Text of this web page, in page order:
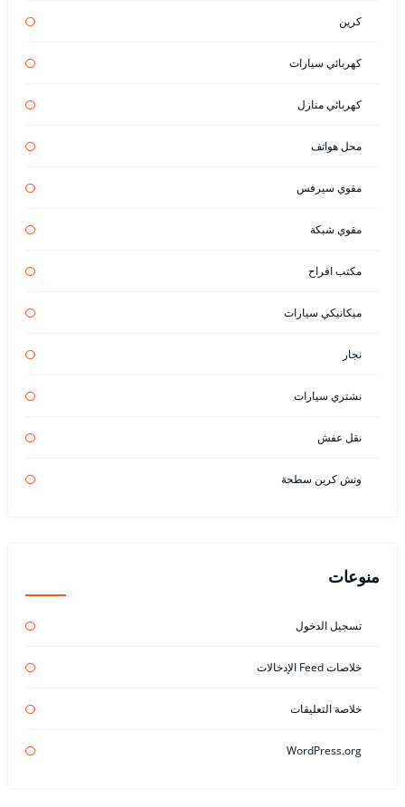
كرين
كهربائي سيارات
كهربائي منازل
محل هواتف
مقوي سيرفس
مقوي شبكة
مكتب افراح
ميكانيكي سيارات
نجار
نشتري سيارات
نقل عفش
ونش كرين سطحة
منوعات
تسجيل الدخول
خلاصات Feed الإدخالات
خلاصة التعليقات
WordPress.org